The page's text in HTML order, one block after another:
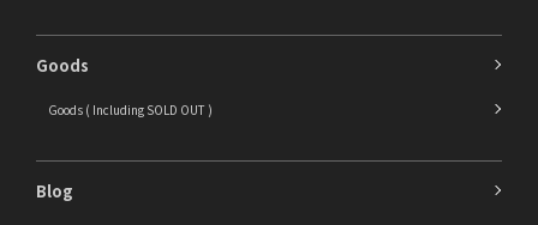
Goods
Goods ( Including SOLD OUT )
Blog